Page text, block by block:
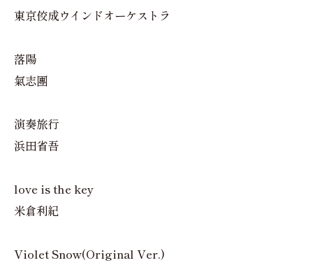
東京佼成ウインドオーケストラ
落陽
氣志團
演奏旅行
浜田省吾
love is the key
米倉利紀
Violet Snow(Original Ver.)